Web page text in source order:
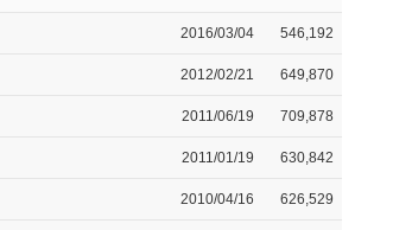
2016/03/04 546,192
2012/02/21 649,870
2011/06/19 709,878
2011/01/19 630,842
2010/04/16 626,529